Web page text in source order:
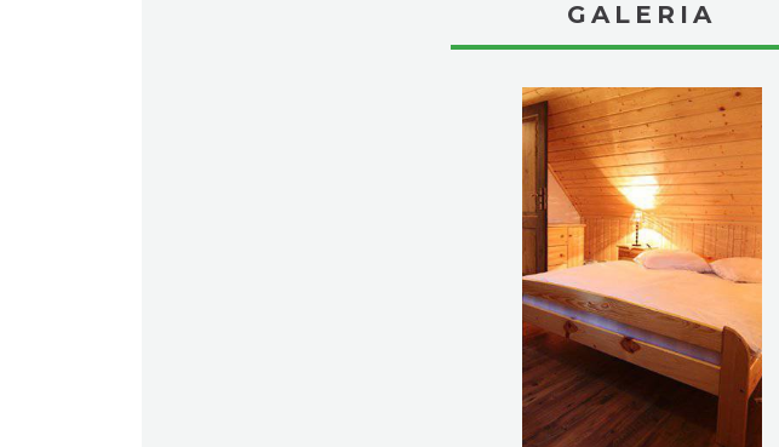
GALERIA